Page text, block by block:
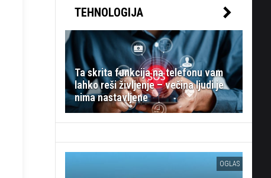
TEHNOLOGIJA
Ta skrita funkcija na telefonu vam
lahko reši življenje – večina ljudi je
nima nastavljene
OGLAS